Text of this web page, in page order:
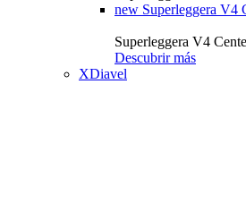
new Superleggera V4
Superleggera V4
Descubrir más
XDiavel